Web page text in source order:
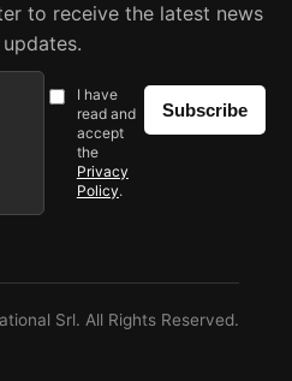
to receive the latest news
I have
read and
accept
the
Privacy
Policy.
Subscribe
Srl. All Rights Reserved.